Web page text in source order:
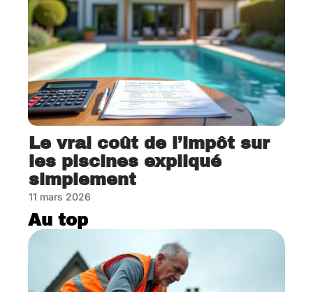
Le vrai coût de l’impôt sur
les piscines expliqué
simplement
11 mars 2026
Au top